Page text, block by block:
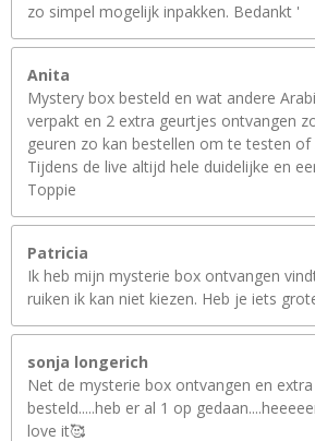
zo simpel mogelijk inpakken. Bedankt '
Anita
Mystery box besteld en wat andere
verpakt en 2 extra geurtjes ontvangen
geuren zo kan bestellen om te testen
Tijdens de live altijd hele duidelijke en
Toppie
Patricia
Ik heb mijn mysterie box ontvangen
ruiken ik kan niet kiezen. Heb je iets
sonja longerich
Net de mysterie box ontvangen en
besteld.....heb er al 1 op
love it🥰